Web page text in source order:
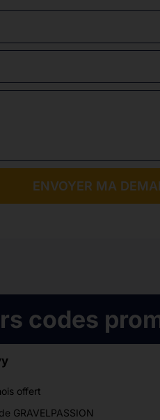
ENVOYER MA
codes
offert
GRAVELPASSION